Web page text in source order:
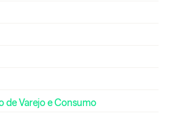
de Varejo e Consumo